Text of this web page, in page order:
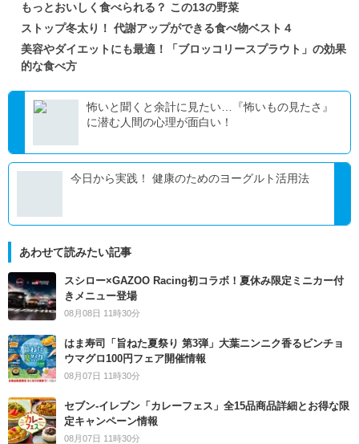
もっとおいしく食べられる？ この13の野菜
ストップ冬太り！ 代謝アップができる食べ物ベスト４
美容やダイエットにも最適！「ブロッコリースプラウト」の効果
的な食べ方
怖いと聞くと余計に見たい…『怖いもの見たさ』
に潜む人間の心理が面白い！
今日から実践！ 健康のためのヨーグルト活用法
あわせて読みたい記事
スシロー×GAZOO Racing初コラボ！夏休み限定ミニカー付
きメニュー登場
08月08日 11時30分
はま寿司「旨ねた夏祭り 第3弾」大葉ニンニク香るビンチョ
ウマグロ100円フェア開催情報
08月07日 11時30分
セブン‐イレブン「カレーフェス」全15品商品詳細とお得な限
定キャンペーン情報
08月07日 11時30分